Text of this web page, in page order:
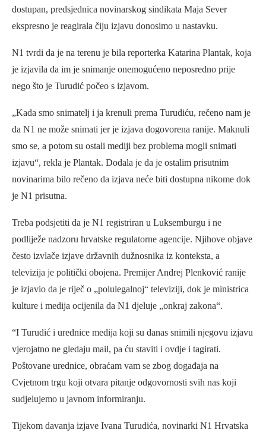
dostupan, predsjednica novinarskog sindikata Maja Sever
ekspresno je reagirala čiju izjavu donosimo u nastavku.
N1 tvrdi da je na terenu je bila reporterka Katarina Plantak, koja
je izjavila da im je snimanje onemogućeno neposredno prije
nego što je Turudić počeo s izjavom.
„Kada smo snimatelj i ja krenuli prema Turudiću, rečeno nam je
da N1 ne može snimati jer je izjava dogovorena ranije. Maknuli
smo se, a potom su ostali mediji bez problema mogli snimati
izjavu“, rekla je Plantak. Dodala je da je ostalim prisutnim
novinarima bilo rečeno da izjava neće biti dostupna nikome dok
je N1 prisutna.
Treba podsjetiti da je N1 registriran u Luksemburgu i ne
podliježe nadzoru hrvatske regulatorne agencije. Njihove objave
često izvlače izjave državnih dužnosnika iz konteksta, a
televizija je politički obojena. Premijer Andrej Plenković ranije
je izjavio da je riječ o „polulegalnoj“ televiziji, dok je ministrica
kulture i medija ocijenila da N1 djeluje „onkraj zakona“.
“I Turudić i urednice medija koji su danas snimili njegovu izjavu
vjerojatno ne gledaju mail, pa ću staviti i ovdje i tagirati.
Poštovane urednice, obraćam vam se zbog događaja na
Cvjetnom trgu koji otvara pitanje odgovornosti svih nas koji
sudjelujemo u javnom informiranju.
Tijekom davanja izjave Ivana Turudića, novinarki N1 Hrvatska